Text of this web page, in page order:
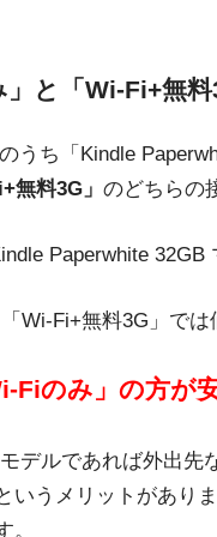
」と「Wi-Fi+無
うち「Kindle
無料3G」 のどちらの
Paperwhite
Wi-Fi+無料3G」では
Fiのみ」の方が
デルであれば外出先
いうメリットがあり
。